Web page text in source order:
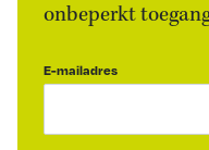
onbeperkt
E-mailadres